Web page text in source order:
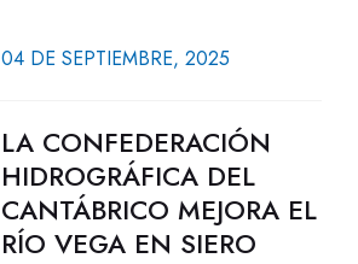
04 DE SEPTIEMBRE, 2025
LA CONFEDERACIÓN
HIDROGRÁFICA DEL
CANTÁBRICO MEJORA EL
RÍO VEGA EN SIERO